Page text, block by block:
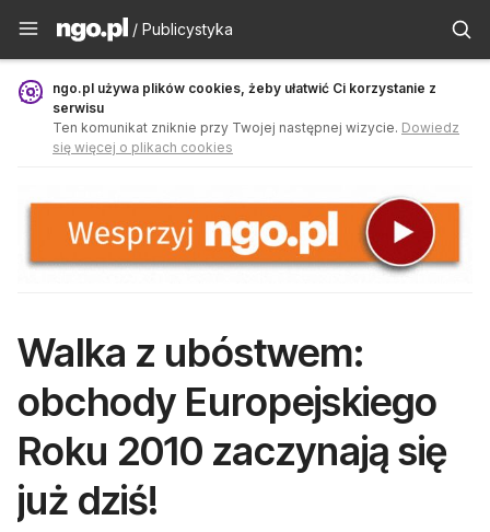
Publicystyka - ngo.pl
/ Publicystyka
ngo.pl używa plików cookies, żeby ułatwić Ci korzystanie z
serwisu
Ten komunikat zniknie przy Twojej następnej wizycie. Dowiedz
się więcej o plikach cookies
Walka z ubóstwem:
obchody Europejskiego
Roku 2010 zaczynają się
już dziś!